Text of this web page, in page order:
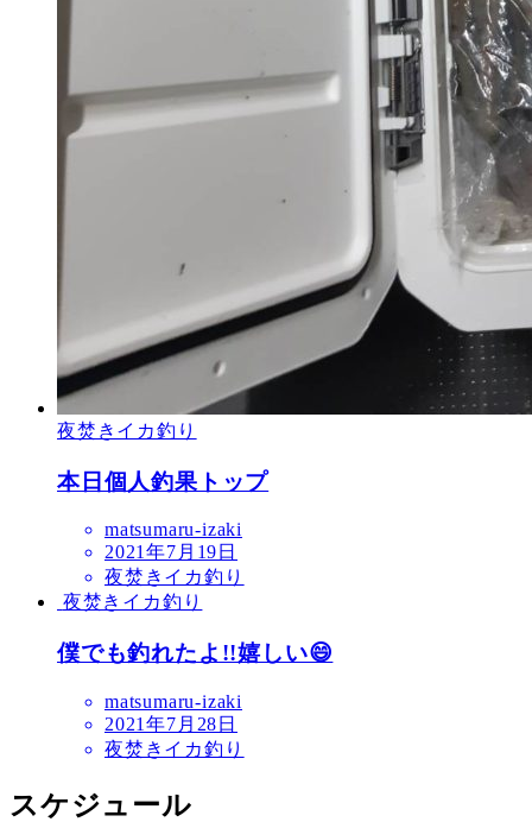
夜焚きイカ釣り
本日個人釣果トップ
matsumaru-izaki
2021年7月19日
夜焚きイカ釣り
夜焚きイカ釣り
僕でも釣れたよ!!嬉しい😄
matsumaru-izaki
2021年7月28日
夜焚きイカ釣り
スケジュール